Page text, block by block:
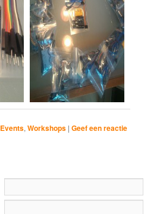
Events,Workshops |Geef een reactie